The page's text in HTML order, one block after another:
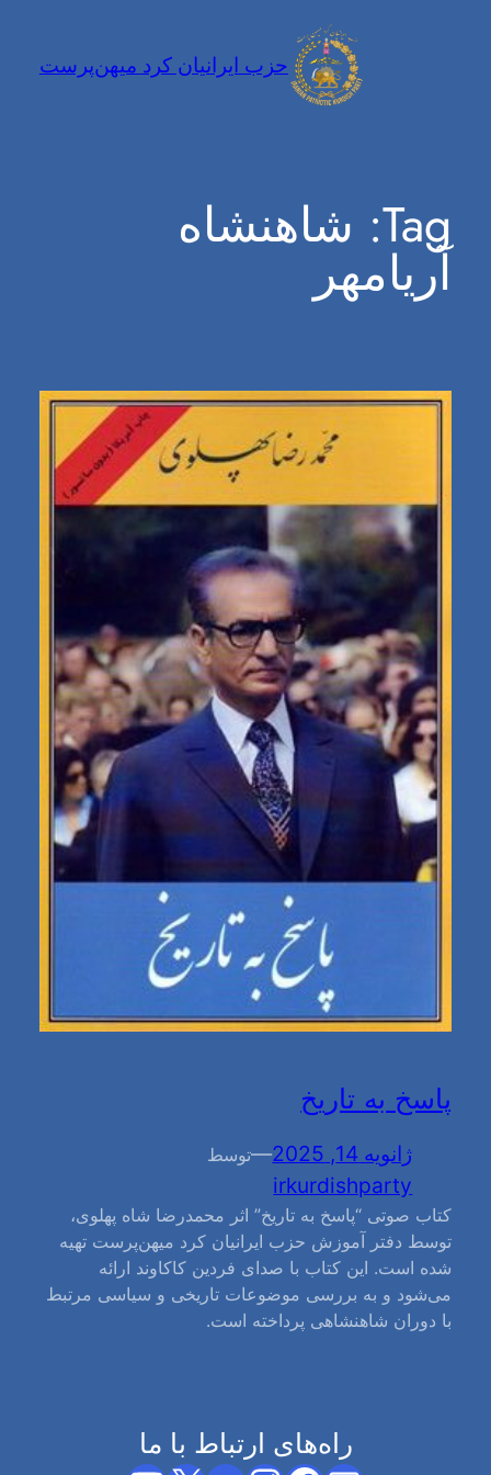
حزب ایرانیان کرد میهن‌پرست
Tag: شاهنشاه
آریامهر
پاسخ به تاریخ
ژانویه 14, 2025 —توسط
irkurdishparty
کتاب صوتی “پاسخ به تاریخ” اثر محمدرضا شاه پهلوی،
توسط دفتر آموزش حزب ایرانیان کرد میهن‌پرست تهیه
شده است. این کتاب با صدای فردین کاکاوند ارائه
می‌شود و به بررسی موضوعات تاریخی و سیاسی مرتبط
با دوران شاهنشاهی پرداخته است.
راه‌های ارتباط با ما